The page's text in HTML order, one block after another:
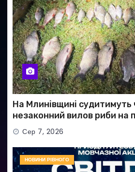
На Млинівщині судитимуть
незаконний вилов риби на
гривень
Сер 7, 2026
НОВИНИ РІВНОГО